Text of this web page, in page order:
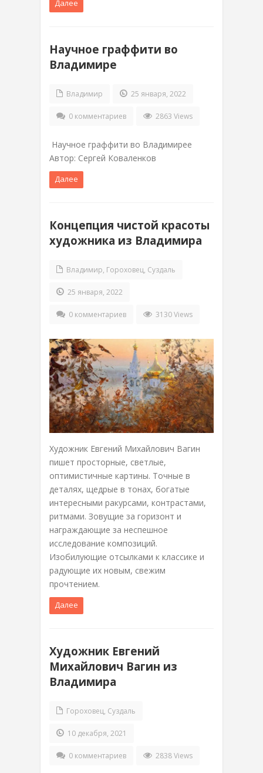
Далее
Научное граффити во
Владимире
Владимир 25 января, 2022
0 комментариев 2863 Views
Научное граффити во Владимирее
Автор: Сергей Коваленков
Далее
Концепция чистой красоты
художника из Владимира
Владимир, Гороховец, Суздаль
25 января, 2022
0 комментариев 3130 Views
Художник Евгений Михайлович Вагин
пишет просторные, светлые,
оптимистичные картины. Точные в
деталях, щедрые в тонах, богатые
интересными ракурсами, контрастами,
ритмами. Зовущие за горизонт и
награждающие за неспешное
исследование композиций.
Изобилующие отсылками к классике и
радующие их новым, свежим
прочтением.
Далее
Художник Евгений
Михайлович Вагин из
Владимира
Гороховец, Суздаль
10 декабря, 2021
0 комментариев 2838 Views